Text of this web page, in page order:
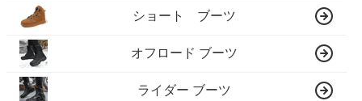
ショート ブーツ
オフロード ブーツ
ライダー ブーツ